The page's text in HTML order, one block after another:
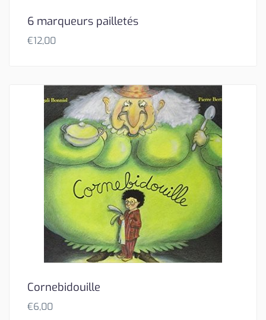
6 marqueurs pailletés
€12,00
Cornebidouille
€6,00